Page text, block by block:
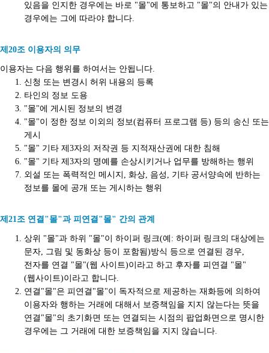
있음을 인지한 경우에는 바로 "몰"에 통보하고 "몰"의 안내가 있는
경우에는 그에 따라야 합니다.
제20조 이용자의 의무
이용자는 다음 행위를 하여서는 안됩니다.
신청 또는 변경시 허위 내용의 등록
타인의 정보 도용
"몰"에 게시된 정보의 변경
"몰"이 정한 정보 이외의 정보(컴퓨터 프로그램 등) 등의 송신 또는
게시
"몰" 기타 제3자의 저작권 등 지적재산권에 대한 침해
"몰" 기타 제3자의 명예를 손상시키거나 업무를 방해하는 행위
외설 또는 폭력적인 메시지, 화상, 음성, 기타 공서양속에 반하는
정보를 몰에 공개 또는 게시하는 행위
제21조 연결"몰"과 피연결"몰" 간의 관계
상위 "몰"과 하위 "몰"이 하이퍼 링크(예: 하이퍼 링크의 대상에는
문자, 그림 및 동화상 등이 포함됨)방식 등으로 연결된 경우,
전자를 연결 "몰"(웹 사이트)이라고 하고 후자를 피연결 "몰"
(웹사이트)이라고 합니다.
연결"몰"은 피연결"몰"이 독자적으로 제공하는 재화등에 의하여
이용자와 행하는 거래에 대해서 보증책임을 지지 않는다는 뜻을
연결"몰"의 초기화면 또는 연결되는 시점의 팝업화면으로 명시한
경우에는 그 거래에 대한 보증책임을 지지 않습니다.